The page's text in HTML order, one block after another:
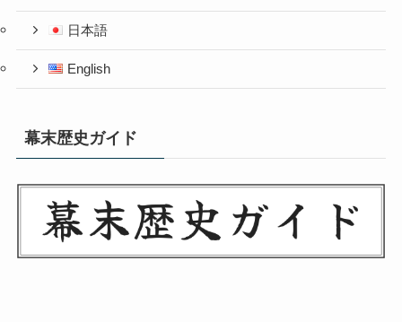
日本語
English
幕末歴史ガイド